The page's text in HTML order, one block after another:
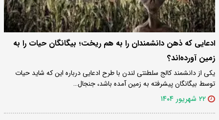
ادعایی که ذهن دانشمندان را به هم ریخت؛ بیگانگان حیات را به
زمین آورده‌اند؟
یکی از دانشمند کالج سلطنتی لندن با طرح ادعایی درباره این که شاید حیات
توسط بیگانگان پیشرفته به زمین آمده باشد، جنجال…
۲۲ شهریور ۱۴۰۴